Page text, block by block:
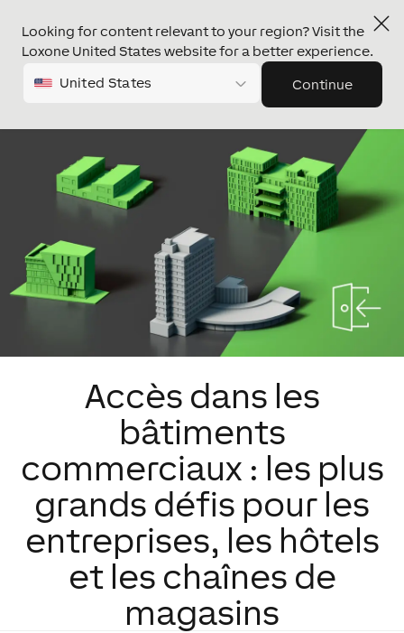
Looking for content relevant to your region? Visit the
Loxone United States website for a better experience.
United States Continue
Accès dans les
bâtiments
commerciaux : les plus
grands défis pour les
entreprises, les hôtels
et les chaînes de
magasins